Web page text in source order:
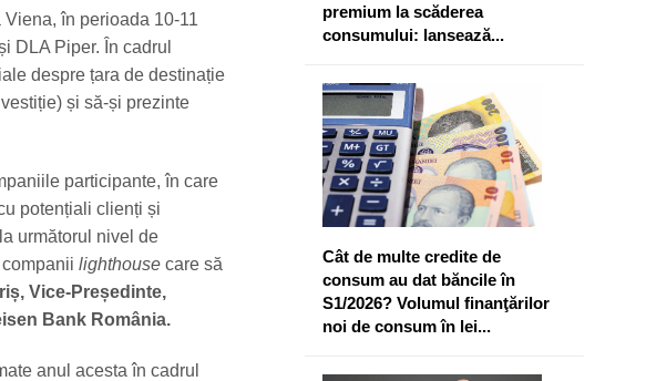
în perioada 10-11
DLA Piper. În cadrul
despre țara de destinație
și să-și prezinte
participante, în care
potențiali clienți și
următorul nivel de
lighthouse care să
Vice-Președinte,
Bank România.
anul acesta în cadrul
premium la scăderea
consumului: lansează...
Cât de multe credite de
consum au dat băncile în
S1/2026? Volumul finanţărilor
noi de consum în lei...